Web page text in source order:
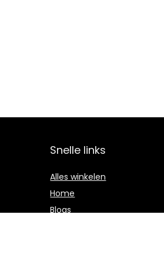
Snelle links
Alles winkelen
Home
Blogs